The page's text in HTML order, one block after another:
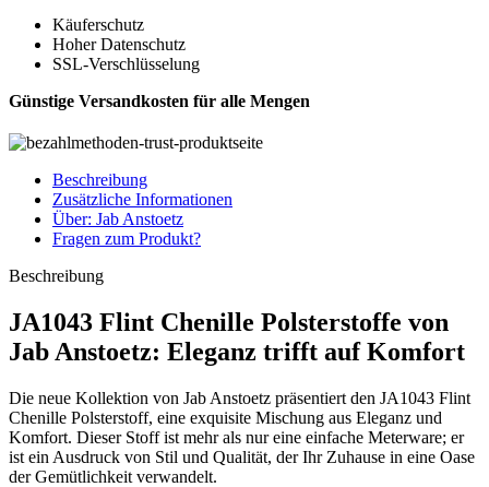
Käuferschutz
Hoher Datenschutz
SSL-Verschlüsselung
Günstige Versandkosten für alle Mengen
Beschreibung
Zusätzliche Informationen
Über: Jab Anstoetz
Fragen zum Produkt?
Beschreibung
JA1043 Flint Chenille Polsterstoffe von
Jab Anstoetz: Eleganz trifft auf Komfort
Die neue Kollektion von Jab Anstoetz präsentiert den JA1043 Flint
Chenille Polsterstoff, eine exquisite Mischung aus Eleganz und
Komfort. Dieser Stoff ist mehr als nur eine einfache Meterware; er
ist ein Ausdruck von Stil und Qualität, der Ihr Zuhause in eine Oase
der Gemütlichkeit verwandelt.